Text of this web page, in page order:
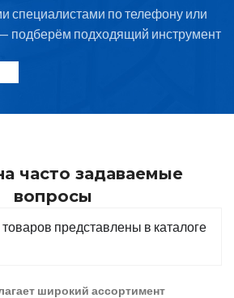
специалистами по телефону или
подберём подходящий инструмент
часто задаваемые
вопросы
товаров представлены в каталоге
широкий ассортимент